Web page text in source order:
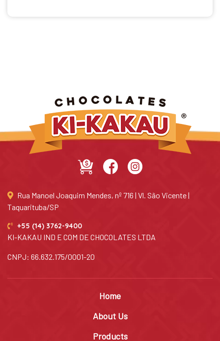
Rua Manoel Joaquim Mendes, nº 716 | Vl. São Vicente |
Taquarituba/SP
+55 (14) 3762-9400
KI-KAKAU IND E COM DE CHOCOLATES LTDA
CNPJ: 66.632.175/0001-20
Home
About Us
Products